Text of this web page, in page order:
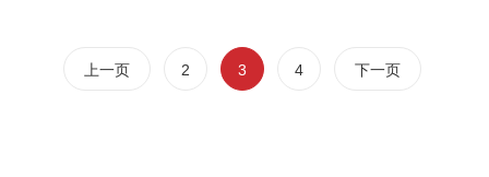
上一页 2 3 4 下一页